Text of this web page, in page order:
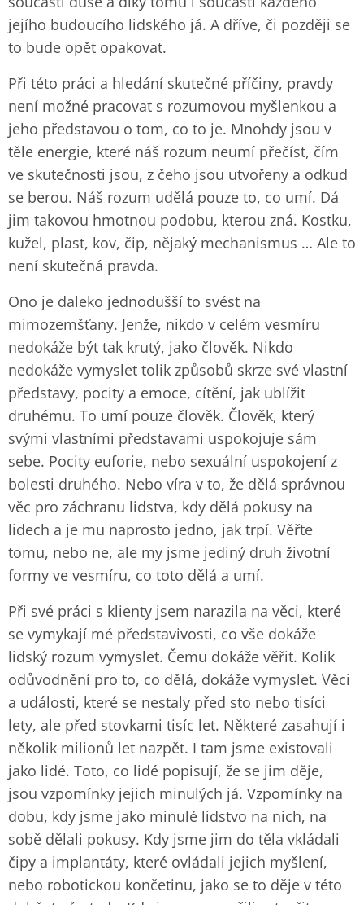
jejího budoucího lidského já. A dříve, či později se
to bude opět opakovat.
Při této práci a hledání skutečné příčiny, pravdy
není možné pracovat s rozumovou myšlenkou a
jeho představou o tom, co to je. Mnohdy jsou v
těle energie, které náš rozum neumí přečíst, čím
ve skutečnosti jsou, z čeho jsou utvořeny a odkud
se berou. Náš rozum udělá pouze to, co umí. Dá
jim takovou hmotnou podobu, kterou zná. Kostku,
kužel, plast, kov, čip, nějaký mechanismus … Ale to
není skutečná pravda.
Ono je daleko jednodušší to svést na
mimozemšťany. Jenže, nikdo v celém vesmíru
nedokáže být tak krutý, jako člověk. Nikdo
nedokáže vymyslet tolik způsobů skrze své vlastní
představy, pocity a emoce, cítění, jak ublížit
druhému. To umí pouze člověk. Člověk, který
svými vlastními představami uspokojuje sám
sebe. Pocity euforie, nebo sexuální uspokojení z
bolesti druhého. Nebo víra v to, že dělá správnou
věc pro záchranu lidstva, kdy dělá pokusy na
lidech a je mu naprosto jedno, jak trpí. Věřte
tomu, nebo ne, ale my jsme jediný druh životní
formy ve vesmíru, co toto dělá a umí.
Při své práci s klienty jsem narazila na věci, které
se vymykají mé představivosti, co vše dokáže
lidský rozum vymyslet. Čemu dokáže věřit. Kolik
odůvodnění pro to, co dělá, dokáže vymyslet. Věci
a události, které se nestaly před sto nebo tisíci
lety, ale před stovkami tisíc let. Některé zasahují i
několik milionů let nazpět. I tam jsme existovali
jako lidé. Toto, co lidé popisují, že se jim děje,
jsou vzpomínky jejich minulých já. Vzpomínky na
dobu, kdy jsme jako minulé lidstvo na nich, na
sobě dělali pokusy. Kdy jsme jim do těla vkládali
čipy a implantáty, které ovládali jejich myšlení,
nebo robotickou končetinu, jako se to děje v této